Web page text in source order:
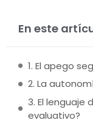
En este
1. El apego
2. La
3. El lenguaje
evaluativo?